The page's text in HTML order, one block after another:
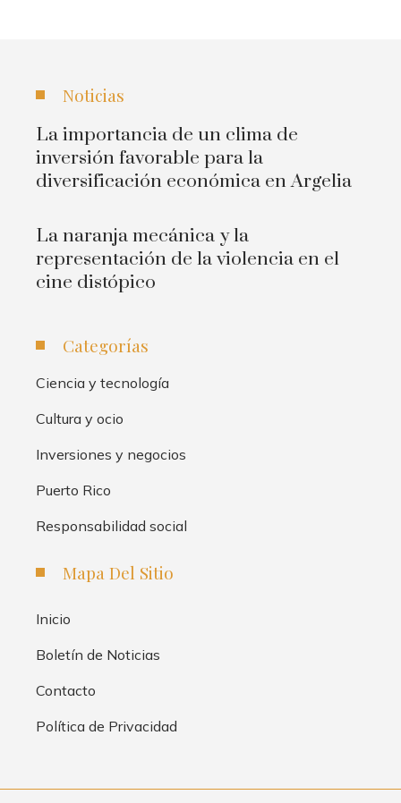
Noticias
La importancia de un clima de
inversión favorable para la
diversificación económica en Argelia
La naranja mecánica y la
representación de la violencia en el
cine distópico
Categorías
Ciencia y tecnología
Cultura y ocio
Inversiones y negocios
Puerto Rico
Responsabilidad social
Mapa Del Sitio
Inicio
Boletín de Noticias
Contacto
Política de Privacidad